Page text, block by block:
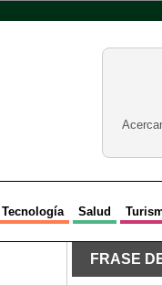
Tecnología Salud
FRASE